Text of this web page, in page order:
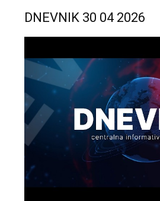
DNEVNIK 30 04 2026